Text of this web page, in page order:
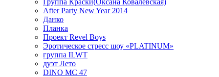
Группа Краски(Оксана Ковалевская)
After Party New Year 2014
Данко
Планка
Проект Revel Boys
Эротическое стресс шоу «PLATINUM»
группа ILWT
дуэт Лето
DINO MC 47